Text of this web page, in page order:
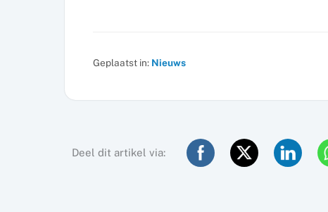
Geplaatst in: Nieuws
Deel dit artikel via: